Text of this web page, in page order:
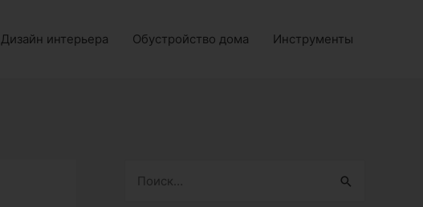
Дизайн интерьера Обустройство дома Инструменты